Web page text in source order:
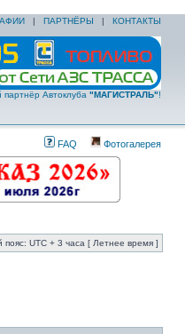
| ПАРТНЁРЫ | КОНТАКТЫ
Автоклуба "МАГИСТРАЛЬ"!
FAQ Фотогалерея
пояс: UTC + 3 часа [ Летнее время ]